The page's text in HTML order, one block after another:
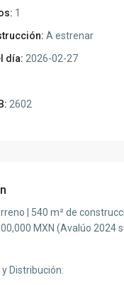
1
A estrenar
día: 2026-02-27
2602
| 540 m² de
MXN (Avalúo 2024
Distribución: